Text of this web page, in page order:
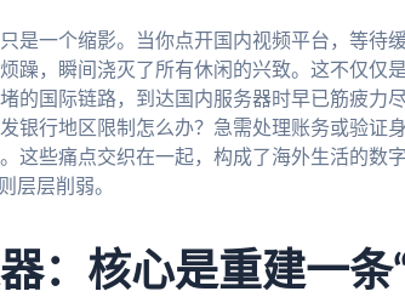
是一个缩影。当你点开国内视频平台，等待
躁，瞬间浇灭了所有休闲的兴致。这不仅仅
的国际链路，到达国内服务器时早已筋疲力
银行地区限制怎么办？急需处理账务或验证
这些痛点交织在一起，构成了海外生活的数
层层削弱。
：核心是重建一条